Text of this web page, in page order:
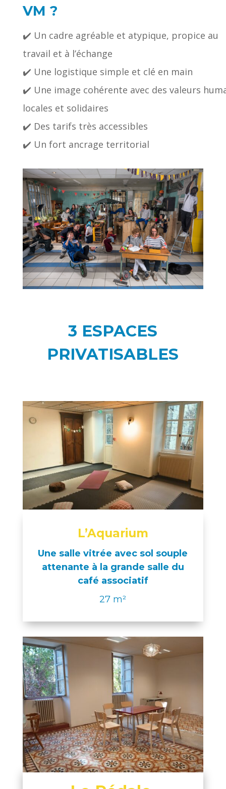
VM ?
✔️ Un cadre agréable et atypique, propice au
travail et à l’échange
✔️ Une logistique simple et clé en main
✔️ Une image cohérente avec des valeurs
locales et solidaires
✔️ Des tarifs très accessibles
✔️ Un fort ancrage territorial
3 ESPACES
PRIVATISABLES
L’Aquarium
Une salle vitrée avec sol souple
attenante à la grande salle du
café associatif
27 m²